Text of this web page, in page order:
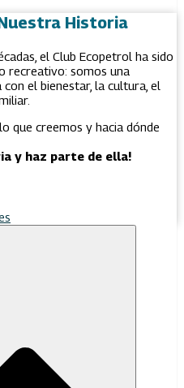
Historia
el Club Ecopetrol ha sido
recreativo: somos una
el bienestar, la cultura, el
que creemos y hacia dónde
y haz parte de ella!